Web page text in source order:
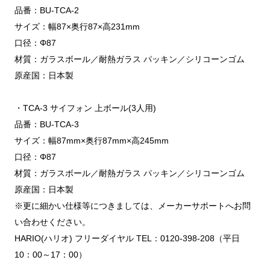
品番：BU-TCA-2
サイズ：幅87×奥行87×高231mm
口径：Φ87
材質：ガラスボール／耐熱ガラス パッキン／シリコーンゴム
原産国：日本製
・TCA-3 サイフォン 上ボール(3人用)
品番：BU-TCA-3
サイズ：幅87mm×奥行87mm×高245mm
口径：Φ87
材質：ガラスボール／耐熱ガラス パッキン／シリコーンゴム
原産国：日本製
※更に細かい仕様等につきましては、メーカーサポートへお問
い合わせください。
HARIO(ハリオ) フリーダイヤル TEL：0120-398-208（平日
10：00～17：00）